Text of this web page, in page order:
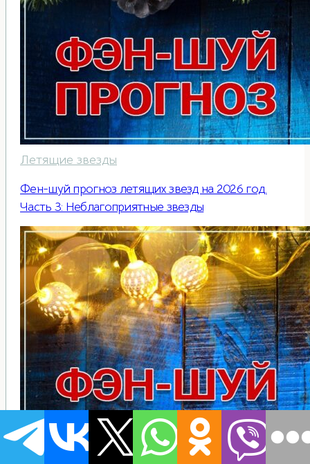
Летящие звезды
Фен-шуй прогноз летящих звезд на 2026 год.
Часть 3: Неблагоприятные звезды